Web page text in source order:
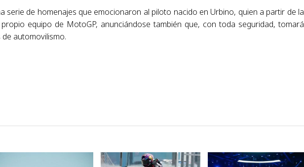
serie de homenajes que emocionaron al piloto nacido en Urbino, quien a partir de la
equipo de MotoGP, anunciándose también que, con toda seguridad, tomará
automovilismo.